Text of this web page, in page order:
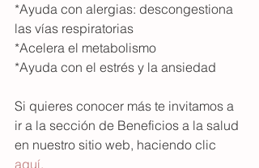
*Ayuda con alergias: descongestiona
las vías respiratorias
*Acelera el metabolismo
*Ayuda con el estrés y la ansiedad
Si quieres conocer más te invitamos a
ir a la sección de Beneficios a la salud
en nuestro sitio web, haciendo clic
aquí.